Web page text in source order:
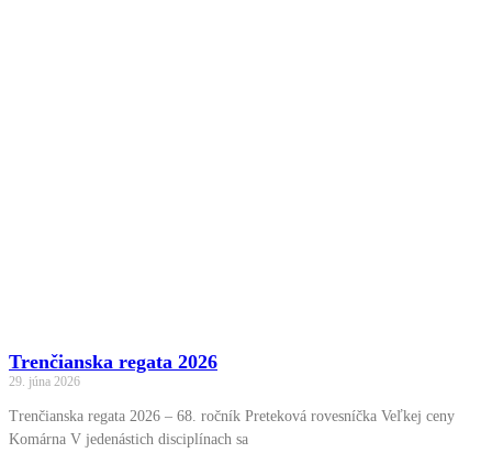
Trenčianska regata 2026
29. júna 2026
Trenčianska regata 2026 – 68. ročník Preteková rovesníčka Veľkej ceny
Komárna V jedenástich disciplínach sa